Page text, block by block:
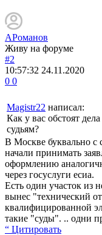
АРоманов
Живу на форуме
#2
10:57:32 24.11.2020
0 0
Magistr22 написал:
Как у вас обстоят
судьям?
В Москве буквально с
начали принимать
оформлению
через госуслуги есиа.
Есть один участок из
вынес "технический
квалифицированной
такие "суды". .. одни
“ Цитировать